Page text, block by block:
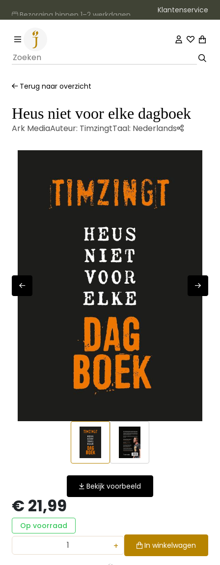
Bezorging binnen 1–2 werkdagen Klantenservice
Terug naar overzicht
Heus niet voor elke dagboek
Ark MediaAuteur: TimzingtTaal: Nederlands
Bekijk voorbeeld
€ 21,99
Op voorraad
+ In winkelwagen